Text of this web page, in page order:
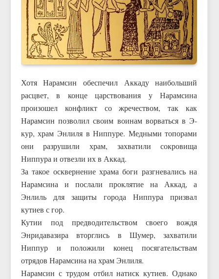
Хотя Нарамсин обеспечил Аккаду наибольший
расцвет, в конце царствования у Нарамсина
произошел конфликт со жречеством, так как
Нарамсин позволил своим воинам ворваться в Э-
кур, храм Энлиля в Ниппуре. Медными топорами
они разрушили храм, захватили сокровища
Ниппура и отвезли их в Аккад.
За такое осквернение храма боги разгневались на
Нарамсина и послали проклятие на Аккад, а
Энлиль для защиты города Ниппура призвал
кутиев с гор.
Кутии под предводительством своего вождя
Энридавазира вторглись в Шумер, захватили
Ниппур и положили конец посягательствам
отрядов Нарамсина на храм Энлиля.
Нарамсин с трудом отбил натиск кутиев. Однако